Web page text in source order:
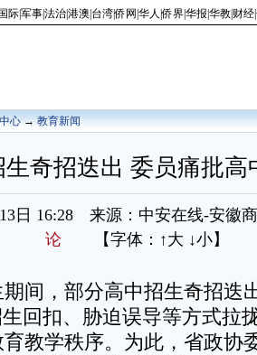
国际军事法治港澳 台湾|侨网 华人 |侨界华报 华教 财经
心→教育新闻
奇招迭出 委员痛批
13日 16:28 来源：中安在线-安
论【字体： ↑大 ↓小】
，部分高中招生奇招迭
回扣、胁迫误导等方式拉
教学秩序。为此，省政协